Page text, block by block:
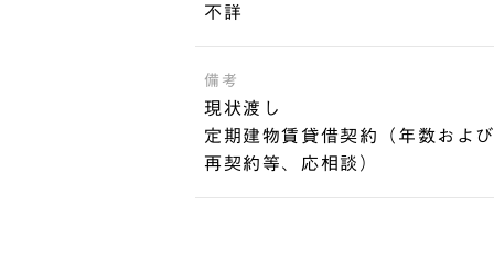
不詳
備考
現状渡し
定期建物賃貸借契約（年数および
再契約等、応相談）